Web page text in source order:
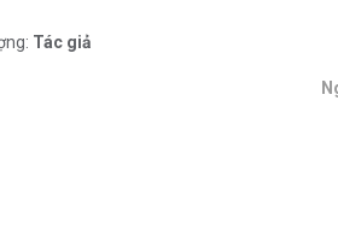
Tác giả